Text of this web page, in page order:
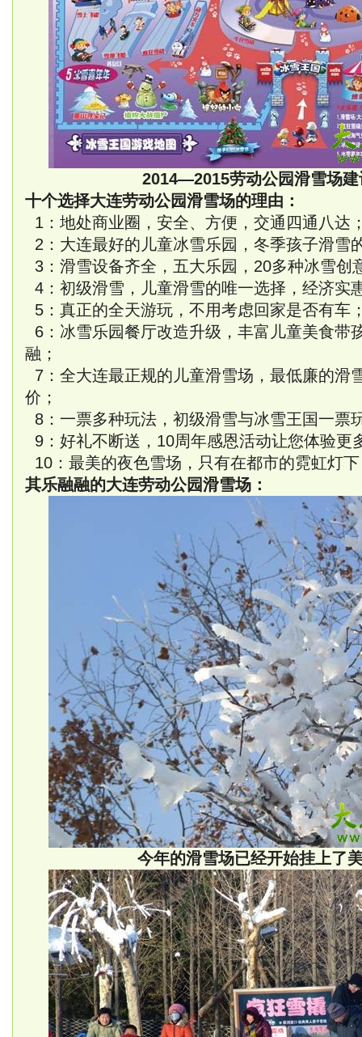
2014—2015劳动公园滑雪场建
十个选择大连劳动公园滑雪场的理由：
1：地处商业圈，安全、方便，交通四通八达
2：大连最好的儿童冰雪乐园，冬季孩子滑雪
3：滑雪设备齐全，五大乐园，20多种冰雪创
4：初级滑雪，儿童滑雪的唯一选择，经济实
5：真正的全天游玩，不用考虑回家是否有车
6：冰雪乐园餐厅改造升级，丰富儿童美食带
融；
7：全大连最正规的儿童滑雪场，最低廉的滑
价；
8：一票多种玩法，初级滑雪与冰雪王国一票
9：好礼不断送，10周年感恩活动让您体验更
10：最美的夜色雪场，只有在都市的霓虹灯
其乐融融的大连劳动公园滑雪场：
今年的滑雪场已经开始挂上了